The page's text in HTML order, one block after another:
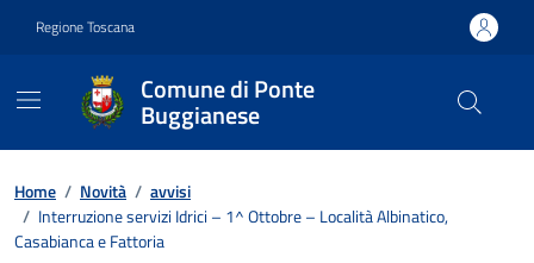
Regione Toscana
Comune di Ponte
Buggianese
Contenuti in evidenza
Home / Novità / avvisi
/ Interruzione servizi Idrici – 1^ Ottobre – Località Albinatico,
Casabianca e Fattoria